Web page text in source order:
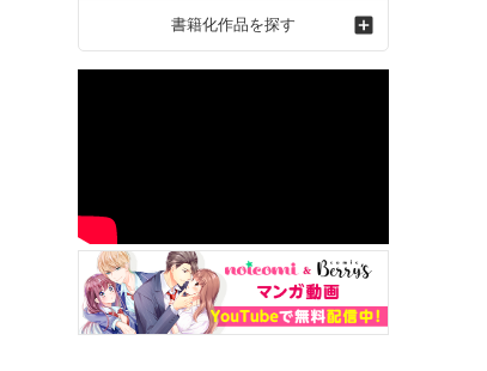
れ才女の幸せ
な結婚～2
書籍化作品を探す